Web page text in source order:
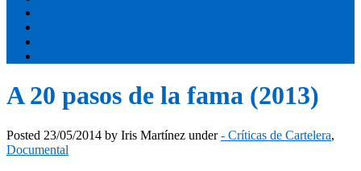
A 20 pasos de la fama (2013)
Posted 23/05/2014 by Iris Martínez under- Críticas de Cartelera,
Documental